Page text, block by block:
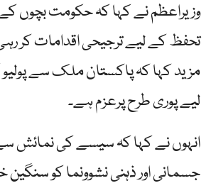
وزیراعظم نے کہا کہ حکومت بچوں
تحفظ کے لیے ترجیحی اقدامات کر
مزید کہا کہ پاکستان ملک سے
لیے پوری طرح پرعزم ہے۔
انہوں نے کہا کہ سیسے کی نمائش
جسمانی اور ذہنی نشوونما کو